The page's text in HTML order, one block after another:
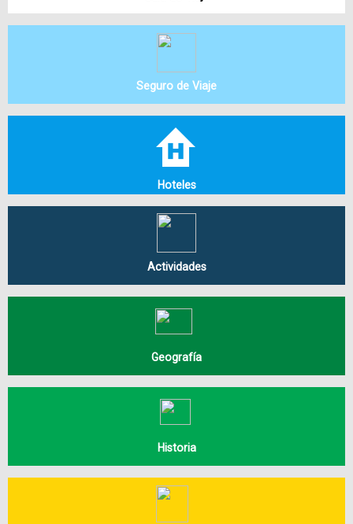
Seguro de Viaje
Hoteles
Actividades
Geografía
Historia